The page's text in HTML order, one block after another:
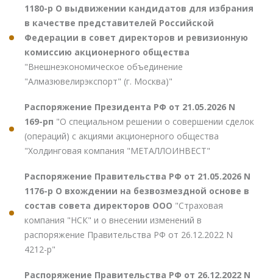
1180-р О выдвижении кандидатов для избрания
в качестве представителей Российской
Федерации в совет директоров и ревизионную
комиссию акционерного общества
"Внешнеэкономическое объединение
"Алмазювелирэкспорт" (г. Москва)"
Распоряжение Президента РФ от 21.05.2026 N
169-рп "О специальном решении о совершении сделок
(операций) с акциями акционерного общества
"Холдинговая компания "МЕТАЛЛОИНВЕСТ"
Распоряжение Правительства РФ от 21.05.2026 N
1176-р О вхождении на безвозмездной основе в
состав совета директоров ООО "Страховая
компания "НСК" и о внесении изменений в
распоряжение Правительства РФ от 26.12.2022 N
4212-р"
Распоряжение Правительства РФ от 26.12.2022 N